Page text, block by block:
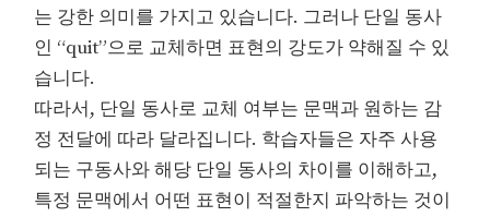
는 강한 의미를 가지고 있습니다. 그러나 단일 동사
인 “quit”으로 교체하면 표현의 강도가 약해질 수 있
습니다.
따라서, 단일 동사로 교체 여부는 문맥과 원하는 감
정 전달에 따라 달라집니다. 학습자들은 자주 사용
되는 구동사와 해당 단일 동사의 차이를 이해하고,
특정 문맥에서 어떤 표현이 적절한지 파악하는 것이